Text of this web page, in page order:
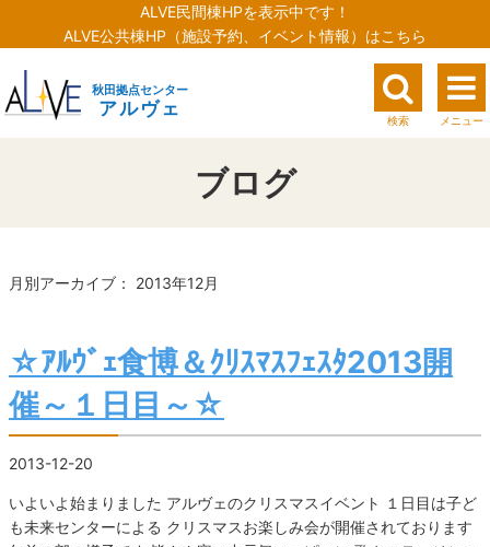
ALVE民間棟HPを表示中です！
ALVE公共棟HP（施設予約、イベント情報）はこちら
秋田拠点センター
アルヴェ
検索 メニュー
ブログ
月別アーカイブ： 2013年12月
☆ｱﾙｳﾞｪ食博＆ｸﾘｽﾏｽﾌｪｽﾀ2013開
催～１日目～☆
2013-12-20
いよいよ始まりました アルヴェのクリスマスイベント １日目は子ど
も未来センターによる クリスマスお楽しみ会が開催されております